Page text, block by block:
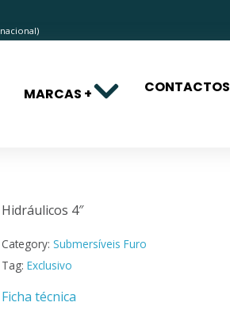
MARCAS + CONTACTOS
Hidráulicos 4″
Category: Submersíveis Furo
Tag: Exclusivo
Ficha técnica